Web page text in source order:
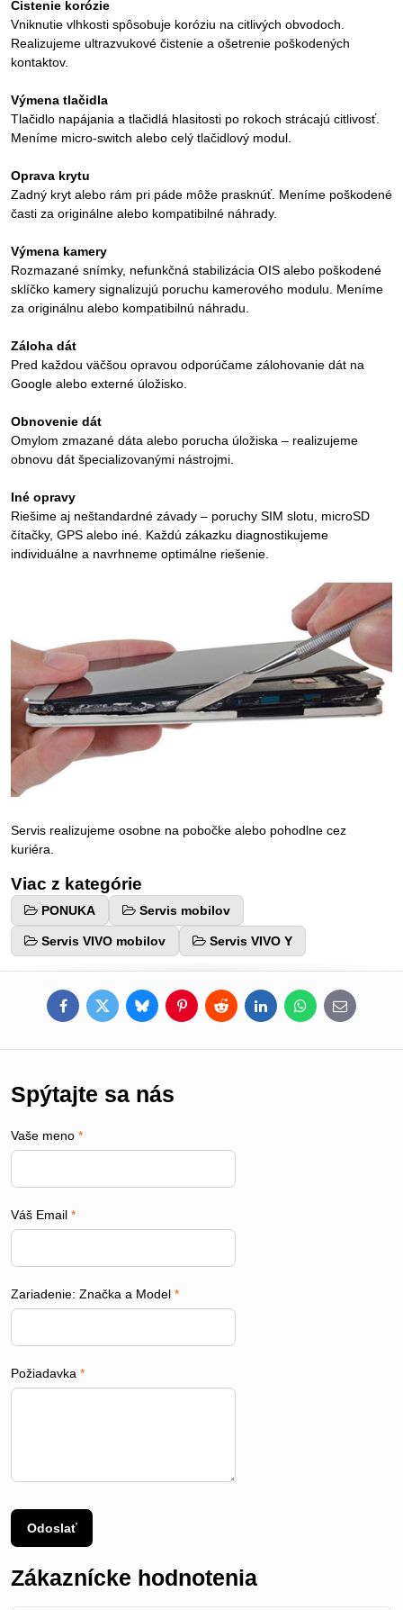
Čistenie korózie
Vniknutie vlhkosti spôsobuje koróziu na citlivých obvodoch.
Realizujeme ultrazvukové čistenie a ošetrenie poškodených
kontaktov.
Výmena tlačidla
Tlačidlo napájania a tlačidlá hlasitosti po rokoch strácajú citlivosť.
Meníme micro-switch alebo celý tlačidlový modul.
Oprava krytu
Zadný kryt alebo rám pri páde môže prasknúť. Meníme poškodené
časti za originálne alebo kompatibilné náhrady.
Výmena kamery
Rozmazané snímky, nefunkčná stabilizácia OIS alebo poškodené
sklíčko kamery signalizujú poruchu kamerového modulu. Meníme
za originálnu alebo kompatibilnú náhradu.
Záloha dát
Pred každou väčšou opravou odporúčame zálohovanie dát na
Google alebo externé úložisko.
Obnovenie dát
Omylom zmazané dáta alebo porucha úložiska – realizujeme
obnovu dát špecializovanými nástrojmi.
Iné opravy
Riešime aj neštandardné závady – poruchy SIM slotu, microSD
čítačky, GPS alebo iné. Každú zákazku diagnostikujeme
individuálne a navrhneme optimálne riešenie.
Servis realizujeme osobne na pobočke alebo pohodlne cez
kuriéra.
Viac z kategórie
PONUKA Servis mobilov
Servis VIVO mobilov Servis VIVO Y
FacebookTwitterBlueskyPinterestRedditLinkedInWhatsApp
E-
mail
Spýtajte sa nás
Vaše meno *
Váš Email *
Zariadenie: Značka a Model *
Požiadavka *
Odoslať
Zákaznícke hodnotenia